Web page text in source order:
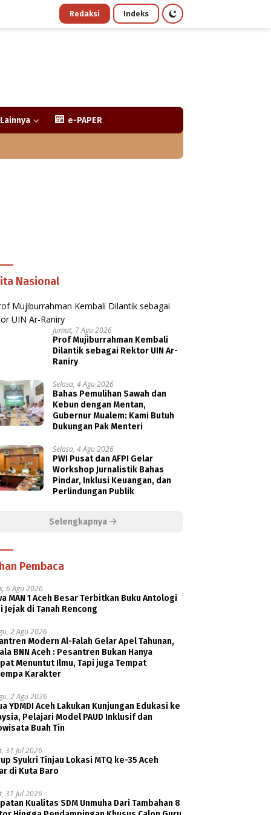
Redaksi Indeks
Lainnya e-PAPER
Nasional
Jumat, 7 Agu 2026
Prof Mujiburrahman Kembali
Dilantik sebagai Rektor UIN Ar-
Raniry
Selasa, 4 Agu 2026
Bahas Pemulihan Sawah dan
Kebun dengan Mentan,
Gubernur Mualem: Kami Butuh
Dukungan Pak Menteri
Selasa, 4 Agu 2026
PWI Pusat dan AFPI Gelar
Workshop Jurnalistik Bahas
Pindar, Inklusi Keuangan, dan
Perlindungan Publik
Selengkapnya
Pembaca
6 Agu 2026
MAN 1 Aceh Besar Terbitkan Buku Antologi
Jejak di Tanah Rencong
2 Agu 2026
Modern Al-Falah Gelar Apel Tahunan,
BNN Aceh : Pesantren Bukan Hanya
Menuntut Ilmu, Tapi juga Tempat
Karakter
2 Agu 2026
YDMDI Aceh Lakukan Kunjungan Edukasi ke
Pelajari Model PAUD Inklusif dan
Buah Tin
31 Jul 2026
Syukri Tinjau Lokasi MTQ ke-35 Aceh
di Kuta Baro
31 Jul 2026
Kualitas SDM Unmuha Dari Tambahan 8